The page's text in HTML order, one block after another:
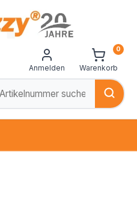
Anmelden Warenkorb
0